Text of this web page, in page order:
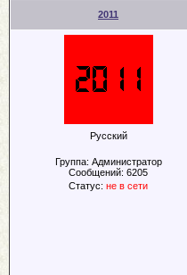
2011
Русский
Группа: Администратор
Сообщений: 6205
Статус: не в сети